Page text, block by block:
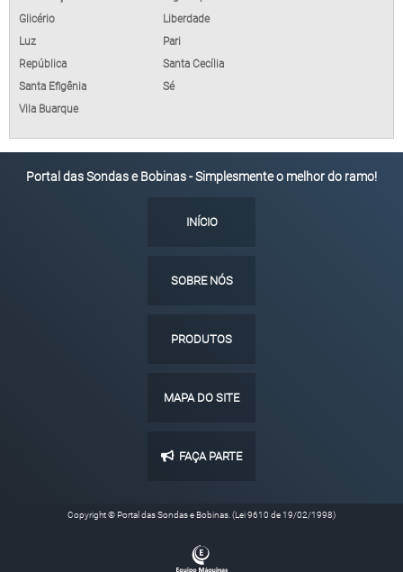
Glicério
Liberdade
Luz
Pari
República
Santa Cecília
Santa Efigênia
Sé
Vila Buarque
Portal das Sondas e Bobinas - Simplesmente o melhor do ramo!
INÍCIO
SOBRE NÓS
PRODUTOS
MAPA DO SITE
FAÇA PARTE
Copyright © Portal das Sondas e Bobinas. (Lei 9610 de 19/02/1998)